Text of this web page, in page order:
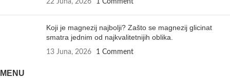
Koji je magnezij najbolji? Zašto se magnezij glicinat
smatra jednim od najkvalitetnijih oblika.
13 Juna, 2026 1 Comment
MENU